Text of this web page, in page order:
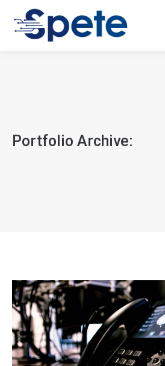
Portfolio Archive: